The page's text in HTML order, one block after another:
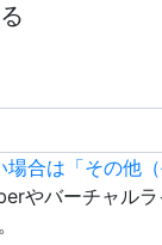
合は「その他
やバーチャル